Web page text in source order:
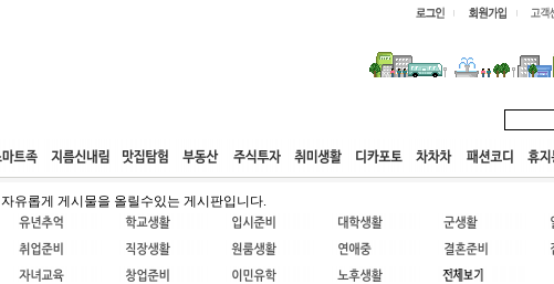
웹호스팅 공동구매 고객센터
자유롭게 게시물을 올릴수있는 게시판입니다.